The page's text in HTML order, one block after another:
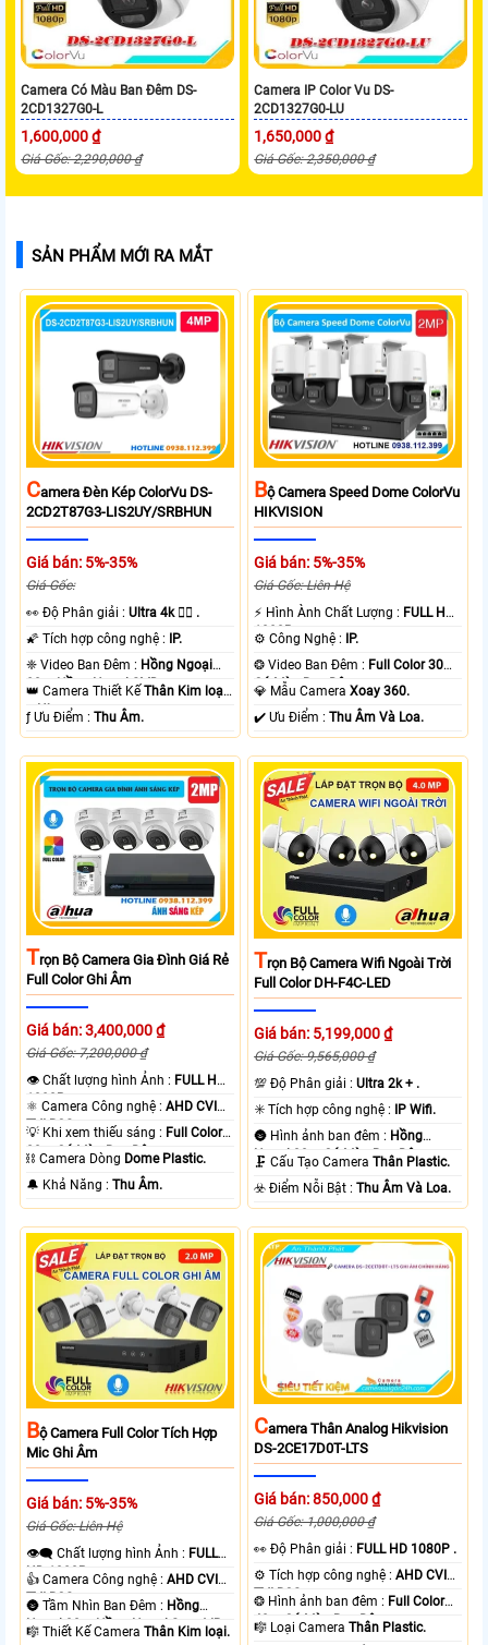
Camera Có Màu Ban Đêm DS-
2CD1327G0-L
1,600,000 ₫
Giá Gốc: 2,290,000 ₫
Camera IP Color Vu DS-
2CD1327G0-LU
1,650,000 ₫
Giá Gốc: 2,350,000 ₫
SẢN PHẨM MỚI RA MẮT
CAmera Đèn Kép ColorVu DS-
2CD2T87G3-LIS2UY/SRBHUN
Giá bán: 5%-35%
Giá Gốc:
️👀 Độ Phân giải :Ultra 4k 👍🏾 .
🌠 Tích hợp công nghệ :
IP.
❈ Video Ban Đêm : Hồng Ngoại
80m Hồng Ngoại SMD.
👑 Camera Thiết KếThân Kim loại
+ Nhựa.
️ƒ Ưu Điểm :Thu Âm.
BỘ Camera Speed Dome ColorVu
HIKVISION
Giá bán: 5%-35%
Giá Gốc: Liên Hệ
️⚡ Hình Ành Chất Lượng : FULL HD
1080P .
⚙ Công Nghệ :
IP.
❂ Video Ban Đêm : Full Color 30m
Có Màu Ban Ðêm.
💎 Mẫu CameraXoay 360.
️✔️ Ưu Điểm :Thu Âm Và Loa.
TRọn Bộ Camera Gia Đình Giá Rẻ
Full Color Ghi Âm
Giá bán: 3,400,000 ₫
Giá Gốc: 7,200,000 ₫
👁 Chất lượng hình Ảnh : FULL HD
1080P .
⚛️ Camera Công nghệ :AHD CVI
TVI BCS.
💡 Khi xem thiếu sáng : Full Color
20m Có Màu Ban Ðêm.
⛓ Camera Dòng Dome Plastic.
️🔔 Khả Năng :Thu Âm.
TRọn Bộ Camera Wifi Ngoài Trời
Full Color DH-F4C-LED
Giá bán: 5,199,000 ₫
Giá Gốc: 9,565,000 ₫
💯 Độ Phân giải :Ultra 2k + .
✳️ Tích hợp công nghệ : IP Wifi.
🌚 Hình ảnh ban đêm : Hồng
Ngoại 30m Có Màu Ban Ðêm.
🗜️ Cấu Tạo CameraThân Plastic.
️☣️ Điểm Nỗi Bật :Thu Âm Và Loa.
BỘ Camera Full Color Tích Hợp
Mic Ghi Âm
Giá bán: 5%-35%
Giá Gốc: Liên Hệ
👁️‍🗨 Chất lượng hình Ảnh : FULL
HD 1080P .
👍 Camera Công nghệ :AHD CVI
TVI BCS.
🌚 Tầm Nhìn Ban Đêm : Hồng
Ngoại 30m Hồng Ngoại Smart IR.
🎼️ Thiết Kế CameraThân Kim loại.
CAmera Thân Analog Hikvision
DS-2CE17D0T-LTS
Giá bán: 850,000 ₫
Giá Gốc: 1,000,000 ₫
️👀 Độ Phân giải : FULL HD 1080P .
⚙ Tích hợp công nghệ :AHD CVI
TVI BCS.
❂ Hình ảnh ban đêm : Full Color
40m Có Màu Ban Ðêm.
🎼️ Loại CameraThân Plastic.